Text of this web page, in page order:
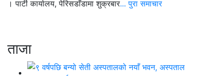
। पार्टी कार्यालय, पेरिसडाँडामा शुक्रबार... पुरा समाचार
ताजा